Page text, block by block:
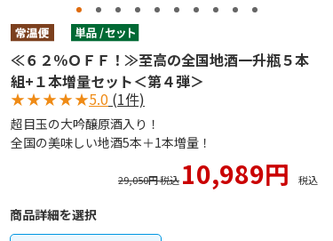
≪６２％ＯＦＦ！≫至高の全国地酒一升瓶５本
組+１本増量セット＜第４弾＞
★★★★★5.0 (1件)
超目玉の大吟醸原酒入り！
全国の美味しい地酒5本＋1本増量！
29,050円 税込 10,989円 税込
商品詳細を選択